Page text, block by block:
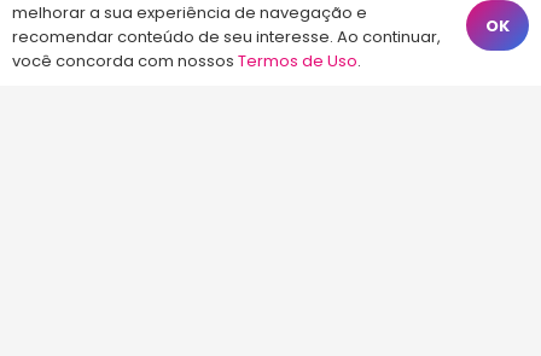
Calçadão João Pinto, 212 – Centro
Florianópolis – SC, 88010-420
melhorar a sua experiência de navegação e
recomendar conteúdo de seu interesse. Ao continuar,
você concorda com nossos Termos de Uso.
OK